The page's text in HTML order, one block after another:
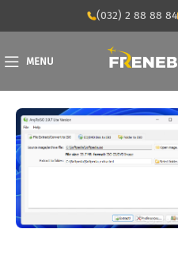
(032) 2 88 88 84
MENU